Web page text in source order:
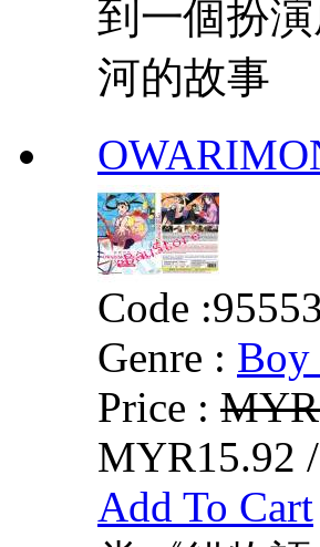
到一個扮
河的故事
Code :
Genre : Boy
Price :
MYR15.92
Add To Cart